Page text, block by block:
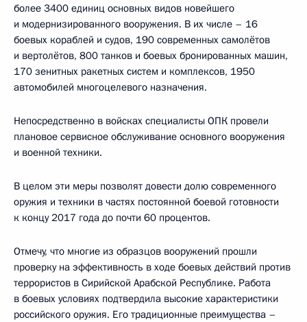
более 3400 единиц основных видов новейшего
и модернизированного вооружения. В их числе – 16
боевых кораблей и судов, 190 современных самолётов
и вертолётов, 800 танков и боевых бронированных машин,
170 зенитных ракетных систем и комплексов, 1950
автомобилей многоцелевого назначения.
Непосредственно в войсках специалисты ОПК провели
плановое сервисное обслуживание основного вооружения
и военной техники.
В целом эти меры позволят довести долю современного
оружия и техники в частях постоянной боевой готовности
к концу 2017 года до почти 60 процентов.
Отмечу, что многие из образцов вооружений прошли
проверку на эффективность в ходе боевых действий против
террористов в Сирийской Арабской Республике. Работа
в боевых условиях подтвердила высокие характеристики
российского оружия. Его традиционные преимущества –